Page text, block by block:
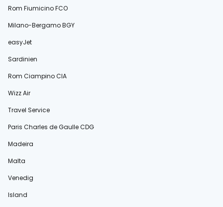
Rom Fiumicino FCO
Milano-Bergamo BGY
easyJet
Sardinien
Rom Ciampino CIA
Wizz Air
Travel Service
Paris Charles de Gaulle CDG
Madeira
Malta
Venedig
Island